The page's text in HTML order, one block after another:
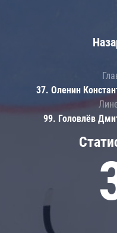
37. Оленин
99. Головлёв